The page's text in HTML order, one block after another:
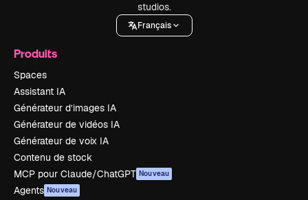
studios.
Français
Produits
Spaces
Assistant IA
Générateur d’images IA
Générateur de vidéos IA
Générateur de voix IA
Contenu de stock
MCP pour Claude/ChatGPT Nouveau
Agents Nouveau